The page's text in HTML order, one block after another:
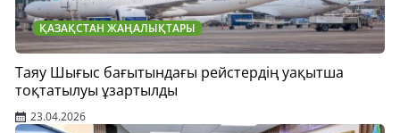
ҚАЗАҚСТАН ЖАҢАЛЫҚТАРЫ
Таяу Шығыс бағытындағы рейстердің уақытша
тоқтатылуы ұзартылды
23.04.2026